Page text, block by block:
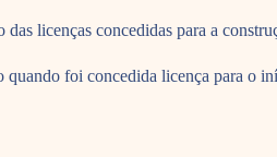
licenças concedidas para a
foi concedida licença para o